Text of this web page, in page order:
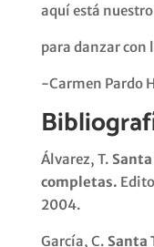
aquí está
para danzar con
-Carmen Pardo
Álvarez, T.
completas.
2004.
García, C. Santa